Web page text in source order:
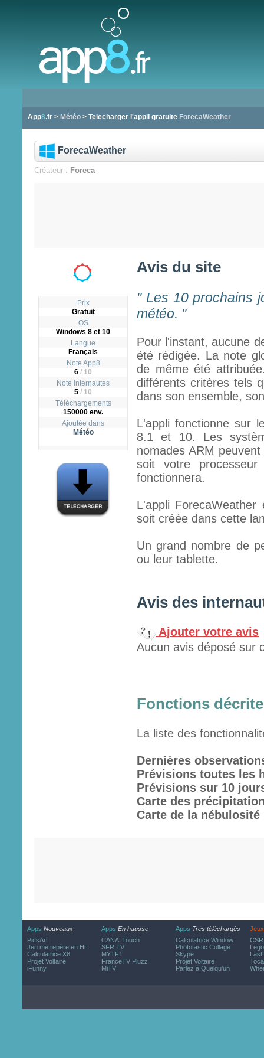
App8.fr > Météo> Telecharger l'appli gratuite ForecaWeather
ForecaWeather
Créateur : Foreca
Prix
Gratuit
OS
Windows 8 et 10
Langue
Français
Note App8
6 / 10
Note internautes
5 / 10
Téléchargements
150000 env.
Ajoutée dans
Météo
Avis du site
" Les 10 prochains
météo. "
Pour l'instant, aucune
été rédigée. La note
de même été
différents critères tels
dans son ensemble,
L'appli fonctionne sur
8.1 et 10. Les
nomades ARM
soit votre
fonctionnera.
L'appli
soit créée dans cette
Un grand nombre de
ou leur tablette.
Avis des
Ajouter votre avis
Aucun avis déposé sur
Fonctions
La liste des
Dernières
Prévisions toutes les
Prévisions sur 10
Carte des
Carte de la nébulosité
Apps Nouveaux
PicsArt
Jeu me repère en Hi..
Calculatrice X8
Projet Voltaire
iFunny
Apps En hausse
CANALTouch
SFR TV
MYTF1
FranceTV Pluzz
MiTV
Apps Très téléchargés
Calculatrice Window..
Phototastic Collage
Skype
Projet Voltaire
Parlez à Quelqu'un
Jeux
Last